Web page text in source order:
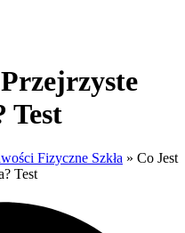
Test
Fizyczne Szkła » Co Jest
Test